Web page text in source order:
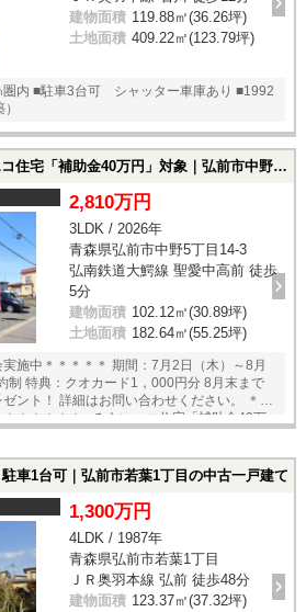
建物面積 119.88㎡(36.26坪)
土地面積 409.22㎡(123.79坪)
圏内 ■駐車3台可 シャッター車庫あり ■1992
【販売会開催中】みらいエコ住宅「補助金40万円」対象｜弘前市中野5丁目 建売3LDK 駐車3台可｜弘前市中野5丁目14-3の新築一戸建て
2,810万円
3LDK / 2026年
青森県弘前市中野5丁目14-3
弘南鉄道大鰐線 聖愛中高前 徒歩
5分
建物面積 102.12㎡(30.89坪)
土地面積 182.64㎡(55.25坪)
期間：7月2日（木）～8月
典：クオカード1，000円分 8月末まで
ト！ 詳細はお問い合わせください。 ＊＊
エコ住宅「補助金40万
駅まで徒歩5分！バス通りにも近く、交通利
Oriented適応住宅(エネルギー消費性能
較で約1.4倍の気密性能 ・タッチレス水栓で
コントロールキーでらくらく施解錠 ・家中の
リッド給湯器エコワン ・寒冷地仕様のズバ
仕様・設備はぜひ一度お問い合わせください！
1台可｜弘前市若葉1丁目の中古一戸建て
1,300万円
4LDK / 1987年
青森県弘前市若葉1丁目
ＪＲ奥羽本線 弘前 徒歩48分
建物面積 123.37㎡(37.32坪)